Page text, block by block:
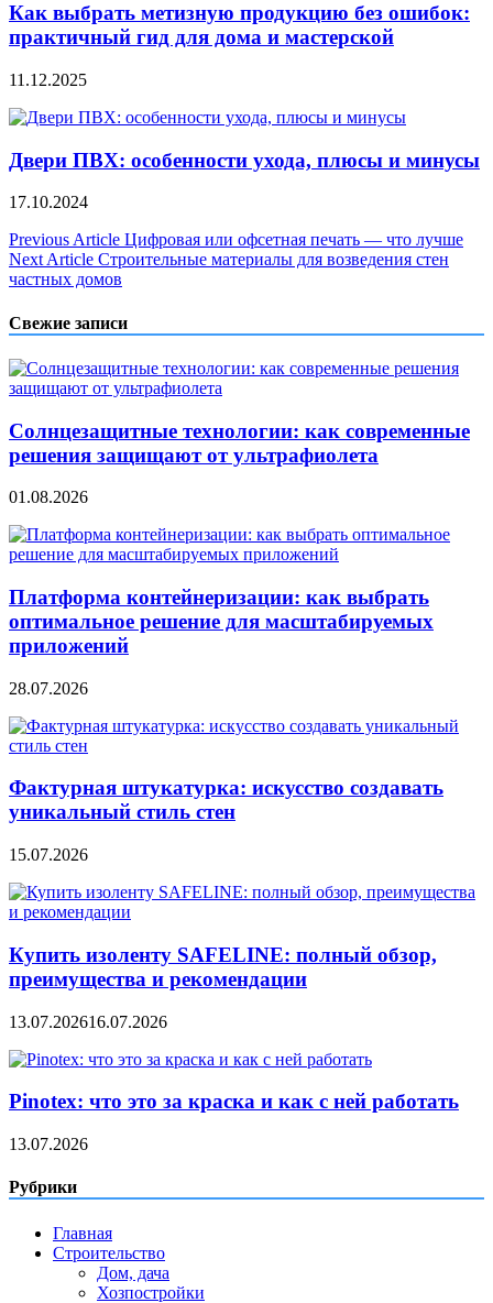
Как выбрать метизную продукцию без ошибок:
практичный гид для дома и мастерской
11.12.2025
Двери ПВХ: особенности ухода, плюсы и минусы
17.10.2024
Навигация
по
Previous Article Цифровая или офсетная печать — что лучше
Next Article Строительные материалы для возведения стен
частных домов
Свежие записи
Солнцезащитные технологии: как современные
решения защищают от ультрафиолета
01.08.2026
Платформа контейнеризации: как выбрать
оптимальное решение для масштабируемых
приложений
28.07.2026
Фактурная штукатурка: искусство создавать
уникальный стиль стен
15.07.2026
Купить изоленту SAFELINE: полный обзор,
преимущества и рекомендации
13.07.202616.07.2026
Pinotex: что это за краска и как с ней работать
13.07.2026
Рубрики
Главная
Строительство
Дом, дача
Хозпостройки